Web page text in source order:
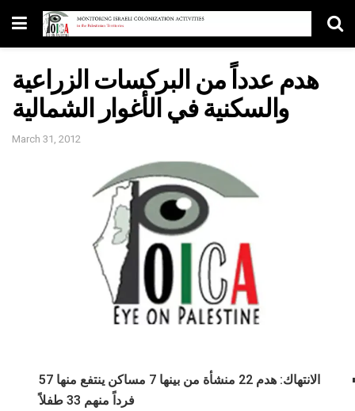
هدم عدداً من البركسات الزراعية
والسكنية في الأغوار الشمالية
March 31, 2012
الانتهاك: هدم 22 منشأة من بينها 7 مساكن ينتفع منها 57
فرداً منهم 33 طفلاً